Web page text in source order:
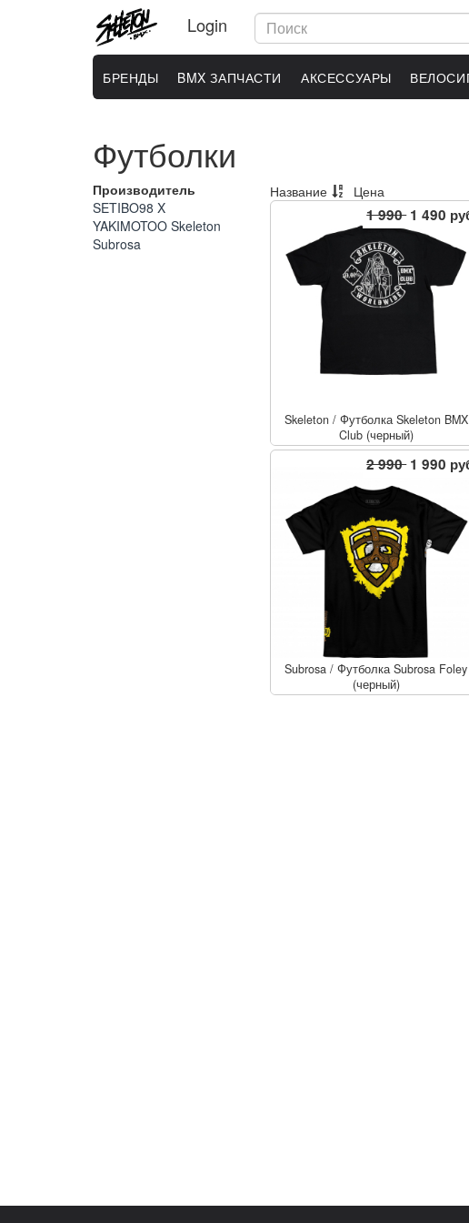
Login
БРЕНДЫ BMX ЗАПЧАСТИ АКСЕССУАРЫ
Футболки
Производитель
SETIBO98 X
YAKIMOTOO Skeleton
Subrosa
Название Цена
1 9901 490
Skeleton/ Футболка Skeleton BMX
Club (черный)
2 9901 990
Subrosa /Футболка Subrosa Foley
(черный)